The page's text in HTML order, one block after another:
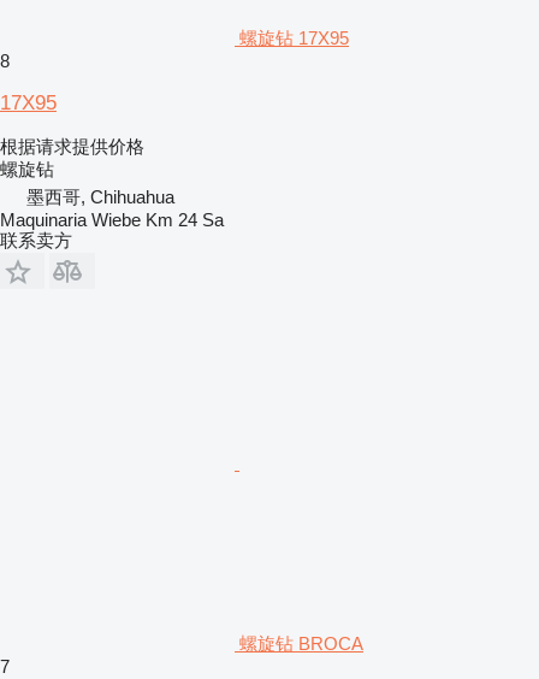
螺旋钻 17X95
8
17X95
根据请求提供价格
螺旋钻
墨西哥, Chihuahua
Maquinaria Wiebe Km 24 Sa
联系卖方
螺旋钻 BROCA
7